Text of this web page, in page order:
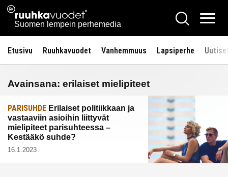
Siirry
sisältöön
Ruuhkavuodet.fi
Suomen lempein perhemedia
Hae
Etusivu Ruuhkavuodet Vanhemmuus Lapsiperhe
Avainsana: erilaiset mielipiteet
PARISUHDE Erilaiset politiikkaan ja
vastaaviin asioihin liittyvät
mielipiteet parisuhteessa –
Kestääkö suhde?
16.1.2023